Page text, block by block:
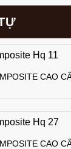
CAO
CAO